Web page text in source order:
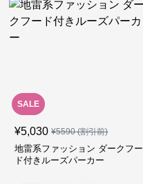
SALE
¥5,030 ¥5590(割引前)
地雷系ファッション ダークフー
ド付きルーズパーカー